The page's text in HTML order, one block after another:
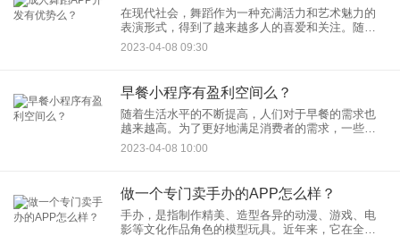
在现代社会，舞蹈作为一种充满活力和艺术魅力的
表演形式，得到了越来越多人的喜爱和关注。随着
人们生活水平的提高和文化消费的升级，成人舞蹈
市场也越来越受到重视。成人舞蹈APP的出现，为
2023-04-08 09:30
早餐小程序有盈利空间么？
随着生活水平的不断提高，人们对于早餐的需求也
越来越高。为了更好地满足消费者的需求，一些餐
饮企业开始探索早餐小程序的发展。但是，早餐小
程序是否有盈利空间呢？本文将从几个方面进行分
2023-04-08 10:00
做一个专门卖手办的APP怎么样？
手办，是指制作精美、造型各异的动漫、游戏、电
影等文化作品角色的模型玩具。近年来，它在全球